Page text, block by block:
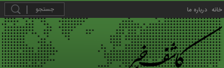
خانه درباره ما